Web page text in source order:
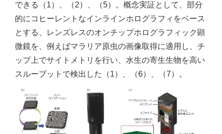
できる（1）、（2）、（5）。概念実証として、部分
的にコヒーレントなインラインホログラフィをベース
とする、レンズレスのオンチップホログラフィック顕
微鏡を、例えばマラリア原虫の画像取得に適用し、チ
ップ上でサイトメトリを行い、水生の寄生生物を高い
スループットで検出した（1）、（6）、（7）。